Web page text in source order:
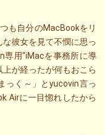
も自分のMacBookをリ
彼女を見て不憫に思っ
専用”iMacを事務所に導
が経ったが何もおこら
っく～」とyucovin言っ
Airに一目惚れしたから